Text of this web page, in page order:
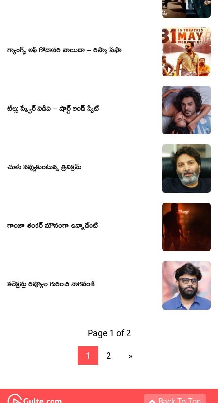
గ్యాంగ్స్ అఫ్ గోదావరి వాయిదా – రిస్కా సేఫా
టిల్లు స్క్వేర్ నిడివి – షార్ట్ అండ్ స్వీట్
చూసి నవ్వుకుంటున్న త్రివిక్రమ్
గాంజా శంకర్ మౌనంగా ఉన్నాడేంటి
కలెక్షన్లు రివ్యూల గురించి నాగవంశీ
Page 1 of 2
1 2 »
Back To Top